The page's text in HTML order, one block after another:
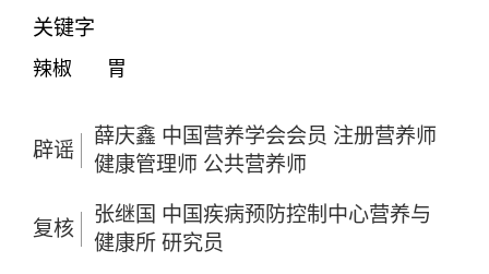
关键字
辣椒 胃
辟谣
薛庆鑫 中国营养学会会员 注册营养师
健康管理师 公共营养师
复核
张继国 中国疾病预防控制中心营养与
健康所 研究员